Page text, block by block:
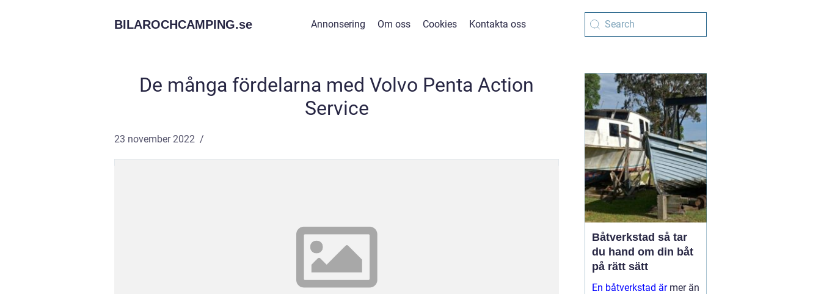
BILAROCHCAMPING.se Annonsering Om oss Cookies Kontakta oss
De många fördelarna med Volvo Penta Action
Service
23 november 2022
Båtverkstad så tar
du hand om din båt
på rätt sätt
En båtverkstad ärmer än